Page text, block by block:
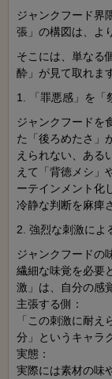
ジャンクフード界
張」の構図は、よ
そこには、単なる
酔」が見て取れま
1. 「罪悪感」を「
ジャンクフードを
た「後ろめたさ」
えられない、ある
えて「背徳メシ」
ーテインメント化
冷静な判断を麻痺
2. 強烈な刺激によ
ジャンクフードの
繊細な味覚を必要
激」は、自分の感
主張する側：
「この刺激に耐
分」というキャラ
実態：
実際には素材の味